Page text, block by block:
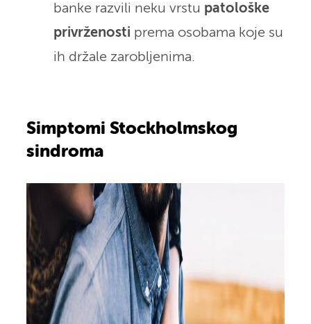
banke razvili neku vrstu patološke
privrženosti prema osobama koje su
ih držale zarobljenima.
Simptomi Stockholmskog
sindroma